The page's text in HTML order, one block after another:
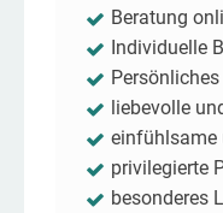
Beratung
Individuelle
liebevolle
einfühlsame
privilegierte
besonderes